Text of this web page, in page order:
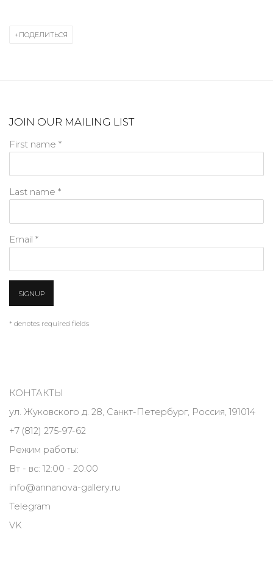
ПОДЕЛИТЬСЯ
JOIN OUR MAILING LIST
First name *
Last name *
Email *
SIGNUP
* denotes required fields
КОНТАКТЫ
ул. Жуковского д. 28, Санкт-Петербург, Россия, 191014
+7 (812) 275-97-62
Режим работы:
Вт - вс: 12:00 - 20:00
info@annanova-gallery.ru
Telegram
VK